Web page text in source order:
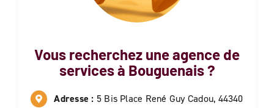
Vous recherchez une agence de
services à Bouguenais?
Adresse : 5 Bis Place René Guy Cadou, 44340